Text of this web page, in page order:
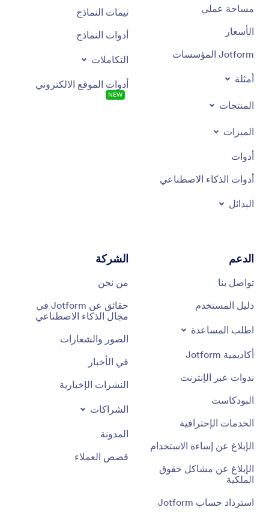
مساحة عملي
الأسعار
Jotform المؤسسات
أمثلة
المنتجات
الميزات
أدوات
أدوات الذكاء الاصطناعي
البدائل
ثيمات النماذج
أدوات النماذج
التكاملات
أدوات الموقع الالكتروني
جديد
الدعم
تواصل بنا
دليل المستخدم
اطلب المساعدة
أكاديمية Jotform
ندوات عبر الإنترنت
البودكاست
الخدمات الإحترافية
الإبلاغ عن إساءة الاستخدام
الإبلاغ عن مشاكل حقوق
الملكية
استرداد حساب Jotform
الشركة
من نحن
حقائق عن Jotform في
مجال الذكاء الاصطناعي
الصور والشعارات
في الأخبار
النشرات الإخبارية
الشراكات
المدونة
قصص العملاء